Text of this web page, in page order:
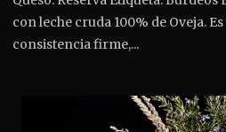
con leche cruda 100% de Oveja.
consistencia firme,...